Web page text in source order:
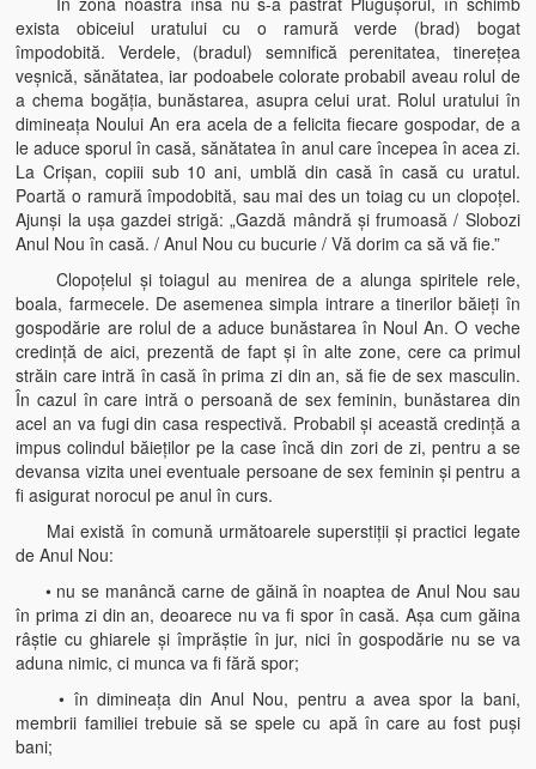
exista obiceiul uratului cu o ramură verde (brad) bogat
împodobită. Verdele, (bradul) semnifică perenitatea, tinereţea
veşnică, sănătatea, iar podoabele colorate probabil aveau rolul de
a chema bogăţia, bunăstarea, asupra celui urat. Rolul uratului în
dimineaţa Noului An era acela de a felicita fiecare gospodar, de a
le aduce sporul în casă, sănătatea în anul care începea în acea zi.
La Crişan, copiii sub 10 ani, umblă din casă în casă cu uratul.
Poartă o ramură împodobită, sau mai des un toiag cu un clopoţel.
Ajunşi la uşa gazdei strigă: „Gazdă mândră şi frumoasă / Slobozi
Anul Nou în casă. / Anul Nou cu bucurie / Vă dorim ca să vă fie.”
Clopoţelul şi toiagul au menirea de a alunga spiritele rele,
boala, farmecele. De asemenea simpla intrare a tinerilor băieţi în
gospodărie are rolul de a aduce bunăstarea în Noul An. O veche
credinţă de aici, prezentă de fapt şi în alte zone, cere ca primul
străin care intră în casă în prima zi din an, să fie de sex masculin.
În cazul în care intră o persoană de sex feminin, bunăstarea din
acel an va fugi din casa respectivă. Probabil şi această credinţă a
impus colindul băieţilor pe la case încă din zori de zi, pentru a se
devansa vizita unei eventuale persoane de sex feminin şi pentru a
fi asigurat norocul pe anul în curs.
Mai există în comună următoarele superstiţii şi practici legate
de Anul Nou:
• nu se manâncă carne de găină în noaptea de Anul Nou sau
în prima zi din an, deoarece nu va fi spor în casă. Aşa cum găina
râştie cu ghiarele şi împrăştie în jur, nici în gospodărie nu se va
aduna nimic, ci munca va fi fără spor;
• în dimineaţa din Anul Nou, pentru a avea spor la bani,
membrii familiei trebuie să se spele cu apă în care au fost puşi
bani;